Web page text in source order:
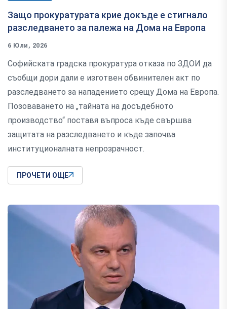
Защо прокуратурата крие докъде е стигнало
разследването за палежа на Дома на Европа
6 Юли, 2026
Софийската градска прокуратура отказа по ЗДОИ да
съобщи дори дали е изготвен обвинителен акт по
разследването за нападението срещу Дома на Европа.
Позоваването на „тайната на досъдебното
производство“ поставя въпроса къде свършва
защитата на разследването и къде започва
институционалната непрозрачност.
ПРОЧЕТИ ОЩЕ